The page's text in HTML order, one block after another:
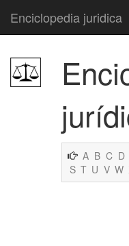
Enciclopedia juridica
A B C D
S T U V W